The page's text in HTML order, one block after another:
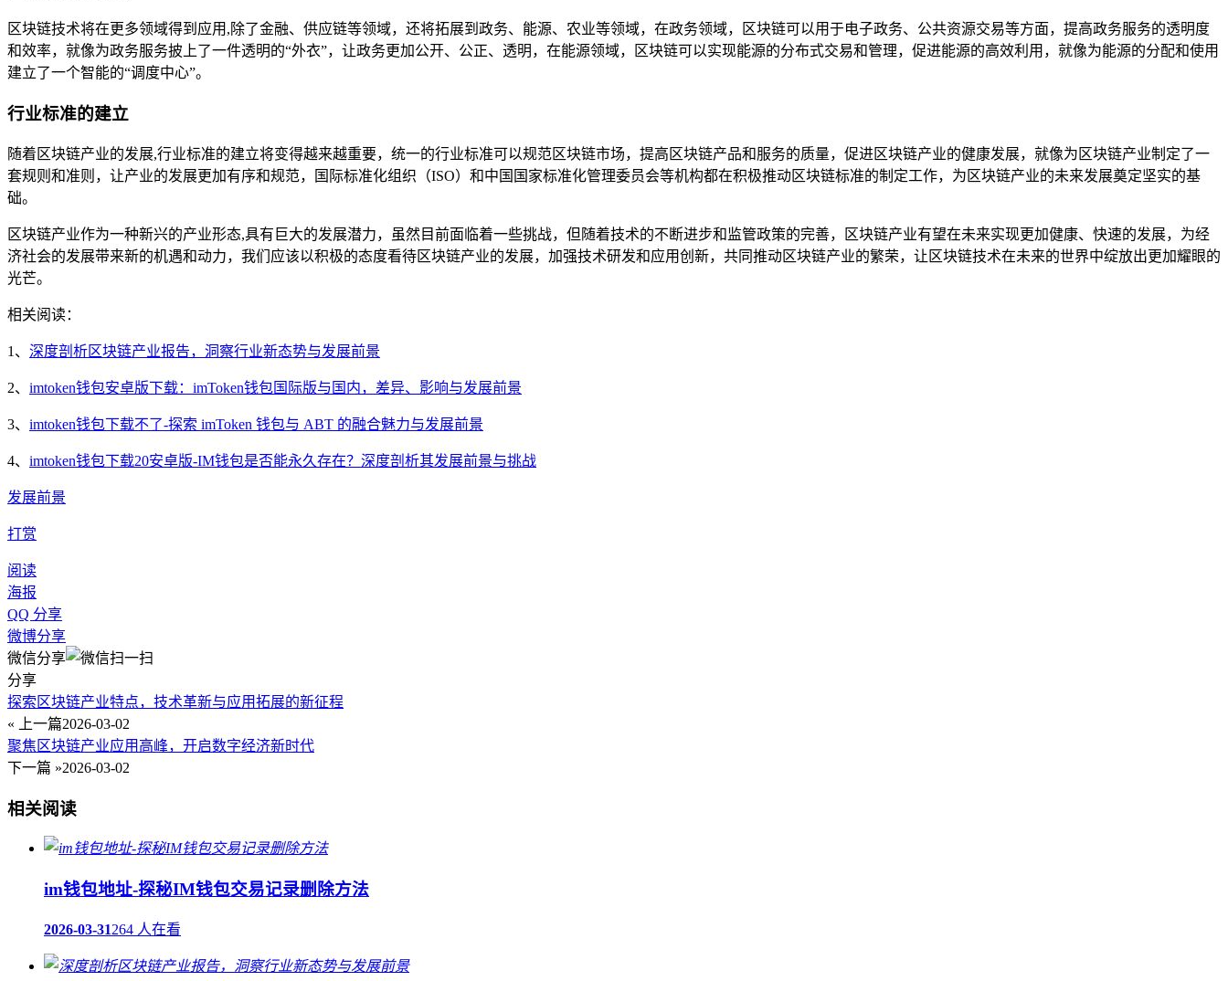
区块链技术将在更多领域得到应用,除了金融、供应链等领域，还将拓展到政务、能源、农业等领域，在政务领域，区块链可以用于电子政务、公共资源交易等方面，提高政务服务的透明度
和效率，就像为政务服务披上了一件透明的“外衣”，让政务更加公开、公正、透明，在能源领域，区块链可以实现能源的分布式交易和管理，促进能源的高效利用，就像为能源的分配和使用
建立了一个智能的“调度中心”。
行业标准的建立
随着区块链产业的发展,行业标准的建立将变得越来越重要，统一的行业标准可以规范区块链市场，提高区块链产品和服务的质量，促进区块链产业的健康发展，就像为区块链产业制定了一
套规则和准则，让产业的发展更加有序和规范，国际标准化组织（ISO）和中国国家标准化管理委员会等机构都在积极推动区块链标准的制定工作，为区块链产业的未来发展奠定坚实的基
础。
区块链产业作为一种新兴的产业形态,具有巨大的发展潜力，虽然目前面临着一些挑战，但随着技术的不断进步和监管政策的完善，区块链产业有望在未来实现更加健康、快速的发展，为经
济社会的发展带来新的机遇和动力，我们应该以积极的态度看待区块链产业的发展，加强技术研发和应用创新，共同推动区块链产业的繁荣，让区块链技术在未来的世界中绽放出更加耀眼的
光芒。
相关阅读：
1、 深度剖析区块链产业报告，洞察行业新态势与发展前景
2、 imtoken钱包安卓版下载：imToken钱包国际版与国内，差异、影响与发展前景
3、 imtoken钱包下载不了-探索 imToken 钱包与 ABT 的融合魅力与发展前景
4、 imtoken钱包下载20安卓版-IM钱包是否能永久存在？深度剖析其发展前景与挑战
发展前景
打赏
阅读
海报
QQ 分享
微博分享
微信分享
分享
探索区块链产业特点，技术革新与应用拓展的新征程
« 上一篇2026-03-02
聚焦区块链产业应用高峰，开启数字经济新时代
下一篇 »2026-03-02
相关阅读
im钱包地址-探秘IM钱包交易记录删除方法
2026-03-31264 人在看